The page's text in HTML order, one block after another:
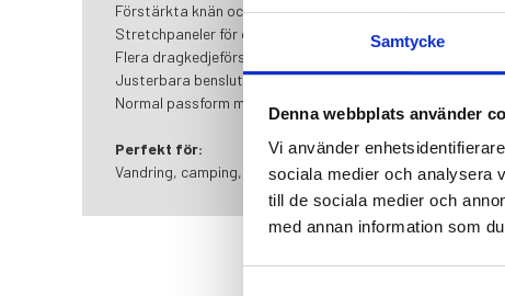
Samtycke
Denna webbplats använder
Vi använder
sociala medier och analysera
till de sociala medier och
med annan information som
Förstärkta knän och säte
Stretchpaneler för ökad rörlighet
Flera dragkedjeförsedda fickor
Justerbara benslut med dragkedja
Normal passform med god komfort
Perfekt för:
Vandring, camping, jakt, fiske, skogsliv och vardagligt